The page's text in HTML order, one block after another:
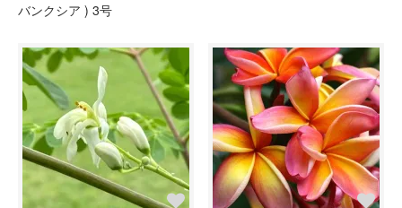
バンクシア ) 3号